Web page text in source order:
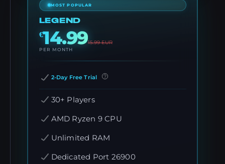
MOST POPULAR
LEGEND
€14.9915.99EUR
PER MONTH
2-Day Free Trial
30+ Players
AMD Ryzen 9 CPU
Unlimited RAM
Dedicated Port 26900